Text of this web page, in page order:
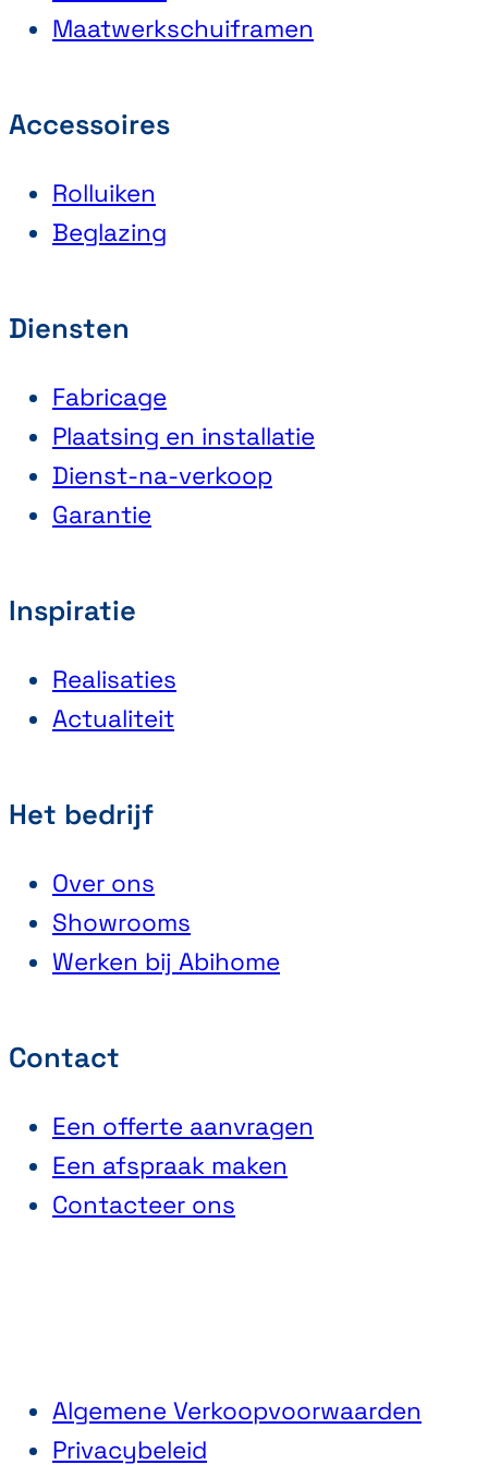
Algemene Verkoopvoorwaarden
Privacybeleid
Maatwerkschuiframen
Accessoires
Rolluiken
Beglazing
Diensten
Fabricage
Plaatsing en installatie
Dienst-na-verkoop
Garantie
Inspiratie
Realisaties
Actualiteit
Het bedrijf
Over ons
Showrooms
Werken bij Abihome
Contact
Een offerte aanvragen
Een afspraak maken
Contacteer ons